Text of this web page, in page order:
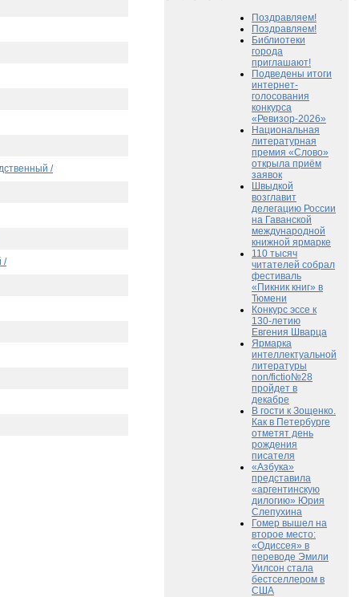
/
/
Поздравляем!
Поздравляем!
Библиотеки
города
приглашают!
Подведены итоги
интернет-
голосования
конкурса
«Ревизор-2026»
Национальная
литературная
премия «Слово»
открыла приём
заявок
Швыдкой
возглавит
делегацию России
на Гаванской
международной
книжной ярмарке
110 тысяч
читателей собрал
фестиваль
«Пикник книг» в
Тюмени
Конкурс эссе к
130-летию
Евгения Шварца
Ярмарка
интеллектуальной
литературы
non/fictio№28
пройдет в
декабре
В гости к Зощенко.
Как в Петербурге
отметят день
рождения
писателя
«Азбука»
представила
«аргентинскую
дилогию» Юрия
Слепухина
Гомер вышел на
второе место:
«Одиссея» в
переводе Эмили
Уилсон стала
бестселлером в
США